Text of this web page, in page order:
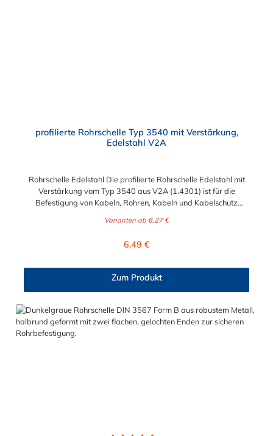
profilierte Rohrschelle Typ 3540 mit Verstärkung,
Edelstahl V2A
Rohrschelle Edelstahl Die profilierte Rohrschelle Edelstahl mit
Verstärkung vom Typ 3540 aus V2A (1.4301) ist für die
Befestigung von Kabeln, Rohren, Kabeln und Kabelschutz
Befestigungsschellen bieten eine kostengünstige, aber
Anwendungen, aber auch für den Heimwerkerbedarf. Die
Varianten ab 6,27 €
Regulärer Preis:
6,49 €
Zum Produkt